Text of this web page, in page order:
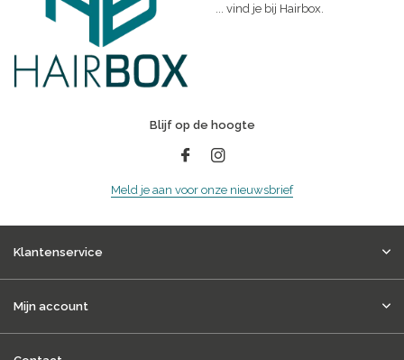
... vind je bij Hairbox.
Blijf op de hoogte
Meld je aan voor onze nieuwsbrief
Klantenservice
Mijn account